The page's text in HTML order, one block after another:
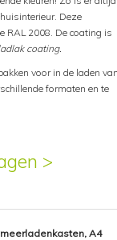
Deze
RAL 2008. De coating is
coating.
voor in de laden van
formaten en te
>
A4